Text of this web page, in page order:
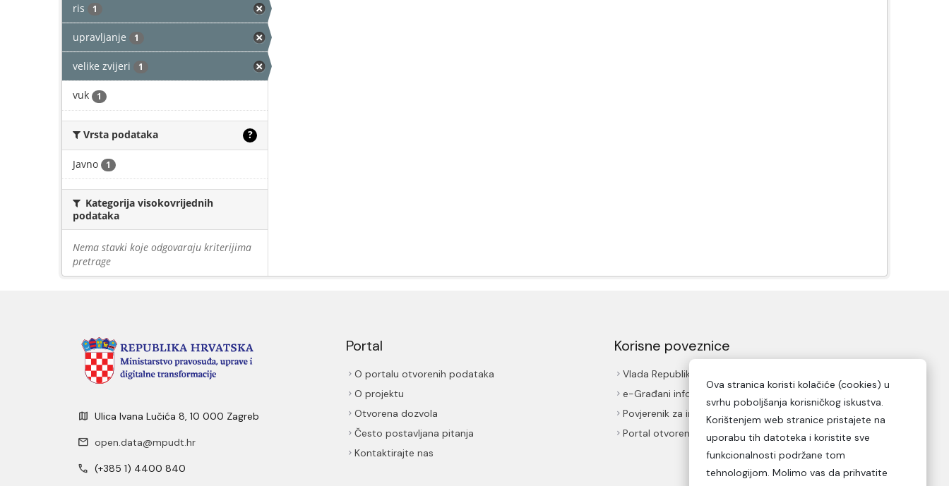
ris 1
upravljanje 1
velike zvijeri 1
vuk 1
Vrsta podataka ?
Javno 1
Kategorija visokovrijednih
podataka
Nema stavki koje odgovaraju kriterijima
pretrage